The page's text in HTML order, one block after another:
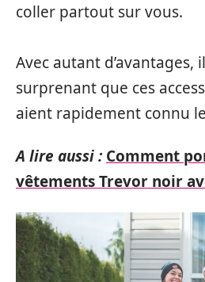
coller partout sur vous.
Avec autant d’avantages,
surprenant que ces
aient rapidement connu
A lire aussi : Comment
vêtements Trevor noir